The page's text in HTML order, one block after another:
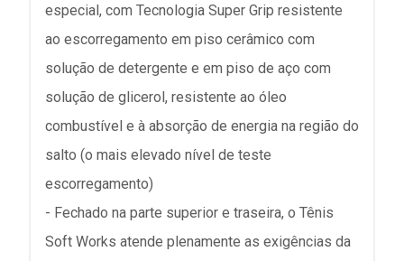
especial, com Tecnologia Super Grip resistente
ao escorregamento em piso cerâmico com
solução de detergente e em piso de aço com
solução de glicerol, resistente ao óleo
combustível e à absorção de energia na região do
salto (o mais elevado nível de teste
escorregamento)
- Fechado na parte superior e traseira, o Tênis
Soft Works atende plenamente as exigências da